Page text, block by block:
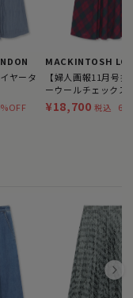
ヤータ
MACKINTOSH
【婦人画報11月号
ーウールチェックス
¥18,700 税込